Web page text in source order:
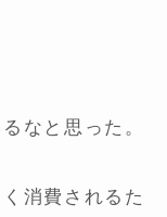
なと思った。
消費されるた